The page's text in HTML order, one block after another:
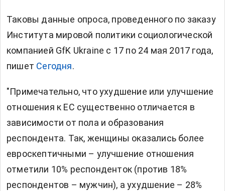
Таковы данные опроса, проведенного по заказу
Института мировой политики социологической
компанией GfK Ukraine с 17 по 24 мая 2017 года,
пишет Сегодня.
"Примечательно, что ухудшение или улучшение
отношения к ЕС существенно отличается в
зависимости от пола и образования
респондента. Так, женщины оказались более
евроскептичными – улучшение отношения
отметили 10% респонденток (против 18%
респондентов – мужчин), а ухудшение – 28%